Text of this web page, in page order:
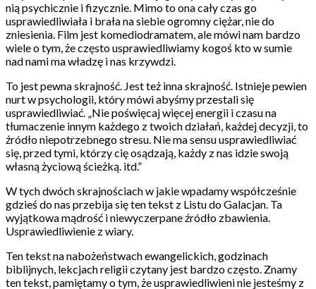
nią psychicznie i fizycznie. Mimo to ona cały czas go
usprawiedliwiała i brała na siebie ogromny ciężar, nie do
zniesienia. Film jest komediodramatem, ale mówi nam bardzo
wiele o tym, że często usprawiedliwiamy kogoś kto w sumie
nad nami ma władzę i nas krzywdzi.
To jest pewna skrajność. Jest też inna skrajność. Istnieje pewien
nurt w psychologii, który mówi abyśmy przestali się
usprawiedliwiać. „Nie poświęcaj więcej energii i czasu na
tłumaczenie innym każdego z twoich działań, każdej decyzji, to
źródło niepotrzebnego stresu. Nie ma sensu usprawiedliwiać
się, przed tymi, którzy cię osądzają, każdy z nas idzie swoją
własną życiową ścieżką. itd.”
W tych dwóch skrajnościach w jakie wpadamy współcześnie
gdzieś do nas przebija się ten tekst z Listu do Galacjan. Ta
wyjątkowa mądrość i niewyczerpane źródło zbawienia.
Usprawiedliwienie z wiary.
Ten tekst na nabożeństwach ewangelickich, godzinach
biblijnych, lekcjach religii czytany jest bardzo często. Znamy
ten tekst, pamiętamy o tym, że usprawiedliwieni nie jesteśmy z